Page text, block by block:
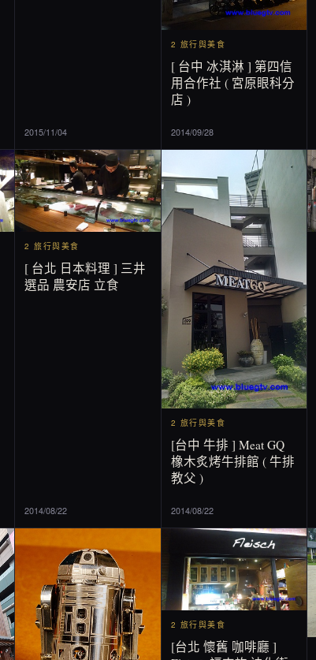
2015/11/04
2 旅行與美食
[ 台中 冰淇淋 ] 第四信
用合作社 ( 宮原眼科分
店 )
2014/09/28
2 旅行與美食
[ 台北 日本料理 ] 三井
選品 農安店 立食
2014/08/22
2 旅行與美食
[台中 牛排 ] Meat GQ
橡木炙烤牛排館 ( 牛排
教父 )
2014/08/22
2 旅行與美食
[台北 懷舊 咖啡廳 ]